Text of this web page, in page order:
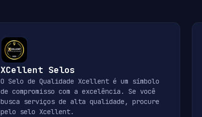
XCellent Selos
O Selo de Qualidade Xcellent é um símbolo
de compromisso com a excelência. Se você
busca serviços de alta qualidade, procure
pelo selo Xcellent.